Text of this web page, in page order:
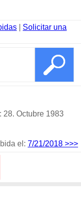
Solicitar una
28. Octubre 1983
el: 7/21/2018 >>>